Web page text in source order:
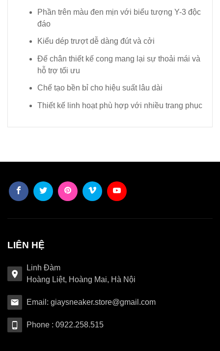
Phần trên màu đen mịn với biểu tượng Y-3 độc
đáo
Kiểu dép trượt dễ dàng đút và cởi
Đế chân thiết kế cong mang lại sự thoải mái và
hỗ trợ tối ưu
Chế tạo bền bỉ cho hiệu suất lâu dài
Thiết kế linh hoạt phù hợp với nhiều trang phục
LIÊN HỆ
Linh Đàm
Hoàng Liệt, Hoàng Mai, Hà Nội
Email: giaysneaker.store@gmail.com
Phone : 0922.258.515